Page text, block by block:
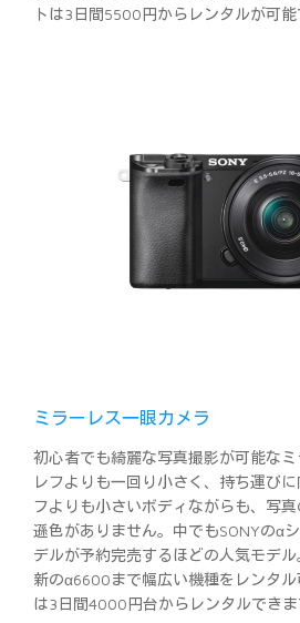
トは3日間5500円からレンタルが可能
ミラーレス一眼カメラ
初心者でも綺麗な写真撮影が可能な
レフよりも一回り小さく、持ち運び
フよりも小さいボディながらも、写
遜色がありません。中でもSONYのα
デルが予約完売するほどの人気モデ
新のα6600まで幅広い機種をレンタ
は3日間4000円台からレンタルできま